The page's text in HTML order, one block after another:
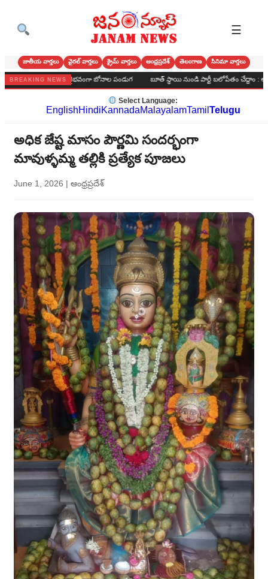
☰
జాతీయ వార్తలు వైరల్ వార్తలు క్రైమ్ వార్తలు ఆంధ్రప్రదేశ్ తెలంగాణ సినిమా వార్తలు
BREAKING NEWS
వైభవంగా బోనాల పండుగ బూత్ స్థాయి నుండి పార్టీ బలోపేతం చేద్దాం : అలవరం బిజెపి
Select Language:
EnglishHindiKannadaMalayalamTamil Telugu
అధిక జేష్ట మాసం పౌర్ణమి సందర్భంగా
మావుళ్ళమ్మ తల్లికి ప్రత్యేక పూజలు
June 1, 2026 | ఆంధ్రప్రదేశ్